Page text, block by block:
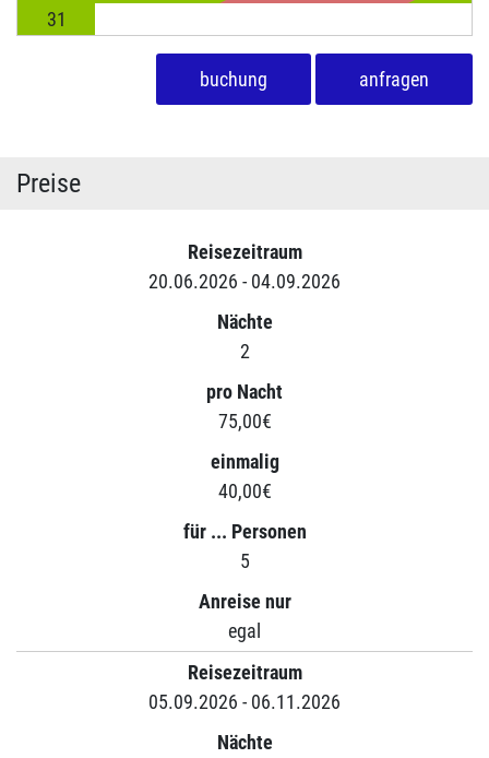
31
buchung anfragen
Preise
Reisezeitraum
20.06.2026 - 04.09.2026
Nächte
2
pro Nacht
75,00€
einmalig
40,00€
für ... Personen
5
Anreise nur
egal
Reisezeitraum
05.09.2026 - 06.11.2026
Nächte